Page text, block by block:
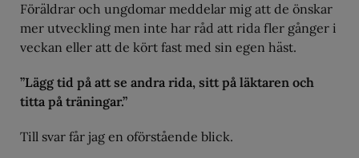
Föräldrar och ungdomar meddelar mig att de önskar
mer utveckling men inte har råd att rida fler gånger i
veckan eller att de kört fast med sin egen häst.
”Lägg tid på att se andra rida, sitt på läktaren och
titta på träningar.”
Till svar får jag en oförstående blick.